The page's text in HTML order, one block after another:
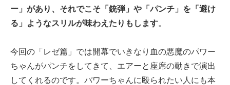
ー」があり、それでこそ「銃弾」や「パンチ」を「避け
る」ようなスリルが味わえたりもします。
今回の「レゼ篇」では開幕でいきなり血の悪魔のパワー
ちゃんがパンチをしてきて、エアーと座席の動きで演出
してくれるのです。パワーちゃんに殴られたい人にも本